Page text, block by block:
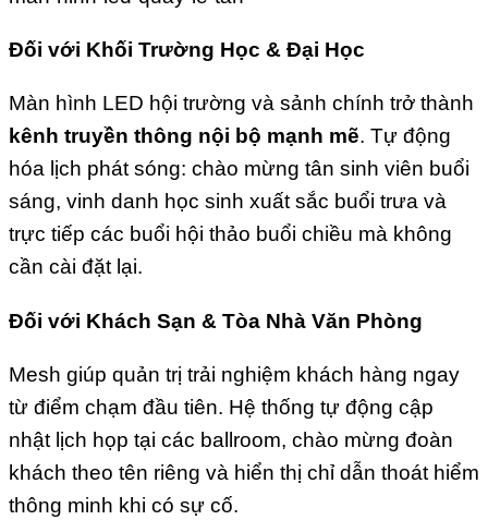
Đối với Khối Trường Học & Đại Học
Màn hình LED hội trường và sảnh chính trở thành
kênh truyền thông nội bộ mạnh mẽ. Tự động
hóa lịch phát sóng: chào mừng tân sinh viên buổi
sáng, vinh danh học sinh xuất sắc buổi trưa và
trực tiếp các buổi hội thảo buổi chiều mà không
cần cài đặt lại.
Đối với Khách Sạn & Tòa Nhà Văn Phòng
Mesh giúp quản trị trải nghiệm khách hàng ngay
từ điểm chạm đầu tiên. Hệ thống tự động cập
nhật lịch họp tại các ballroom, chào mừng đoàn
khách theo tên riêng và hiển thị chỉ dẫn thoát hiểm
thông minh khi có sự cố.